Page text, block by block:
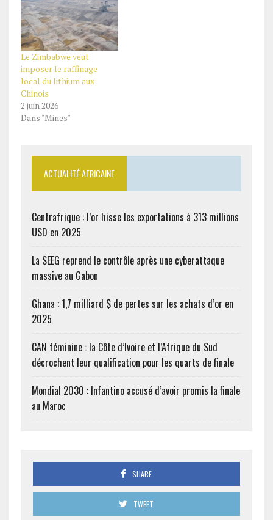
Le Zimbabwe veut
imposer le raffinage
local du lithium aux
Chinois
2 juin 2026
Dans "Mines"
ACTUALITÉ AFRICAINE
Centrafrique : l’or hisse les exportations à 313 millions
USD en 2025
La SEEG reprend le contrôle après une cyberattaque
massive au Gabon
Ghana : 1,7 milliard $ de pertes sur les achats d’or en
2025
CAN féminine : la Côte d’Ivoire et l’Afrique du Sud
décrochent leur qualification pour les quarts de finale
Mondial 2030 : Infantino accusé d’avoir promis la finale
au Maroc
SHARE
TWEET